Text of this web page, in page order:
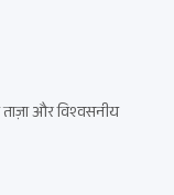
और विश्वसनीय